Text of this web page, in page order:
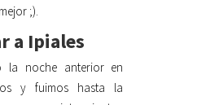
;).
a Ipiales
la noche anterior en
y fuimos hasta la